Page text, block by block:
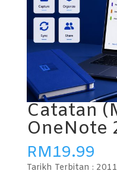
Catatan
OneNote
RM19.99
Tarikh Terbitan : 2011